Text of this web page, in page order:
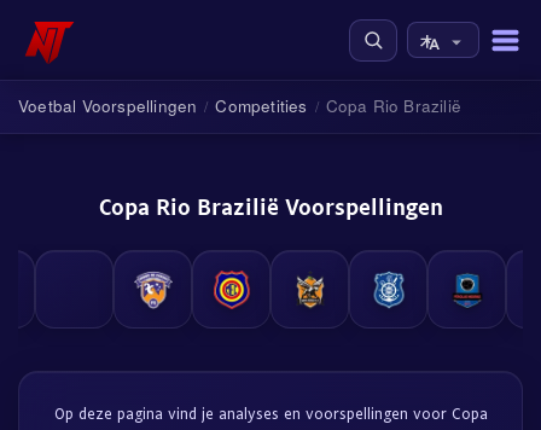
Voetbal Voorspellingen / Competities / Copa Rio Brazilië
Copa Rio Brazilië Voorspellingen
Op deze pagina vind je analyses en voorspellingen voor Copa